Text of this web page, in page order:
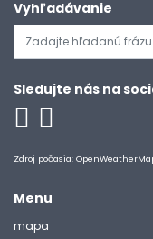
Vyhľadávanie
Sledujte nás na
Zdroj počasia:
Menu
mapa